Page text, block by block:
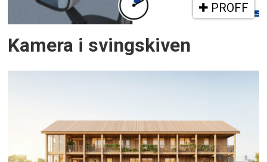
PROFF
Kamera i svingskiven